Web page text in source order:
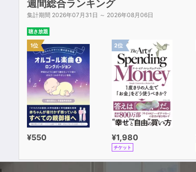
週間総合ランキング
集計期間 2026年07月31日 ～ 2026年08月06日
聴き放題
1位
¥550
2位
¥1,980
チケット